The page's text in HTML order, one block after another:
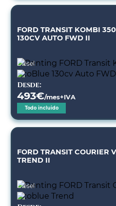
FORD TRANSIT KOMBI
130CV AUTO FWD II
Diésel
Desde:
493€/mes+IVA
Todo incluido
FORD TRANSIT COURIER
TREND II
Diésel